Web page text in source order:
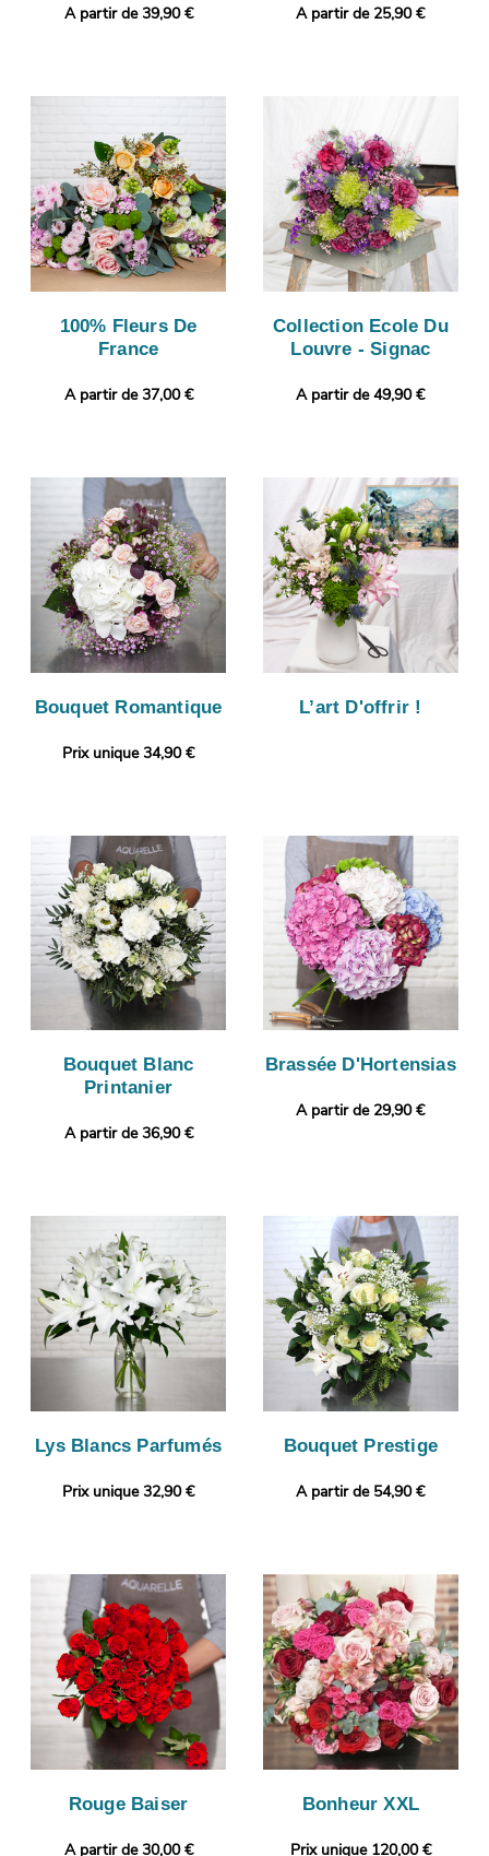
A partir de 39,90 € A partir de 25,90 €
100% Fleurs De
France
A partir de 37,00 €
Collection Ecole Du
Louvre - Signac
A partir de 49,90 €
Bouquet Romantique
Prix unique 34,90 €
L’art D'offrir !
Bouquet Blanc
Printanier
A partir de 36,90 €
Brassée D'Hortensias
A partir de 29,90 €
Lys Blancs Parfumés
Prix unique 32,90 €
Bouquet Prestige
A partir de 54,90 €
Rouge Baiser
A partir de 30,00 €
Bonheur XXL
Prix unique 120,00 €